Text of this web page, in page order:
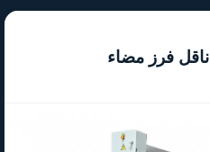
ناقل فرز مضاء